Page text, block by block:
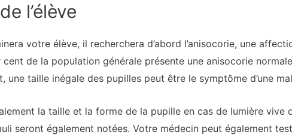
l’élève
votre élève, il recherchera d’abord l’anisocorie, une
de la population générale présente une anisocorie
une taille inégale des pupilles peut être le symptôme d’une
la taille et la forme de la pupille en cas de lumière vive
seront également notées. Votre médecin peut également